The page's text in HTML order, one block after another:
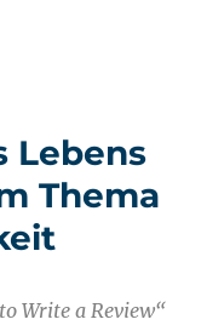
Lebens
Thema
Write a Review“